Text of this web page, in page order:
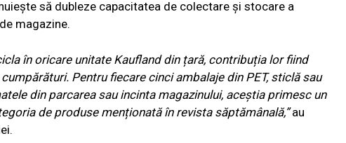
să dubleze capacitatea de colectare și stocare a
magazine.
în oricare unitate Kaufland din țară, contribuția lor fiind
Pentru fiecare cinci ambalaje din PET, sticlă sau
din parcarea sau incinta magazinului, aceștia primesc un
de produse menționată în revista săptămânală,”au